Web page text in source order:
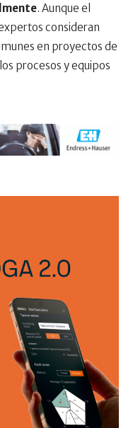
. Aunque el
consideran
en proyectos de
procesos y equipos